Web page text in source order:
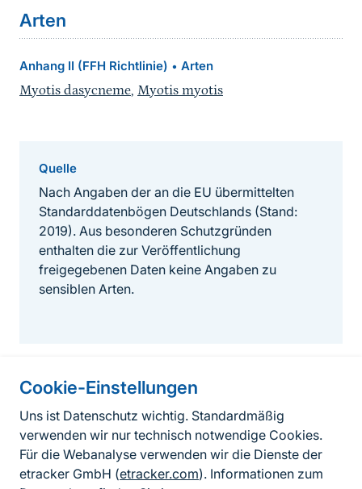
Cookie-Einstellungen
Uns ist Datenschutz wichtig. Standardmäßig
verwenden wir nur technisch notwendige Cookies.
Für die Webanalyse verwenden wir die Dienste der
etracker GmbH (etracker.com). Informationen zum
Arten
Anhang II (FFH Richtlinie) • Arten
Myotis dasycneme, Myotis myotis
Quelle
Nach Angaben der an die EU übermittelten
Standarddatenbögen Deutschlands (Stand:
2019). Aus besonderen Schutzgründen
enthalten die zur Veröffentlichung
freigegebenen Daten keine Angaben zu
sensiblen Arten.
Informationen zur Seite
FußzeileKontakt zum BfN
Kontaktformular